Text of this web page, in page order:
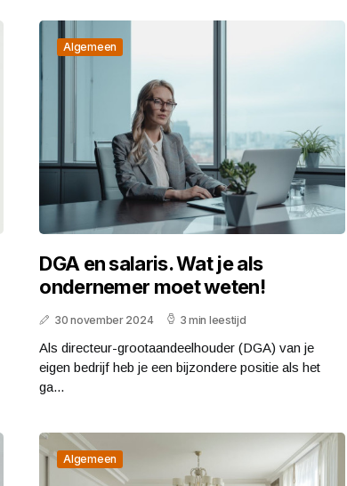
Algemeen
DGA en salaris. Wat je als
ondernemer moet weten!
30 november 2024 3 min leestijd
Als directeur-grootaandeelhouder (DGA) van je
eigen bedrijf heb je een bijzondere positie als het
ga...
Algemeen